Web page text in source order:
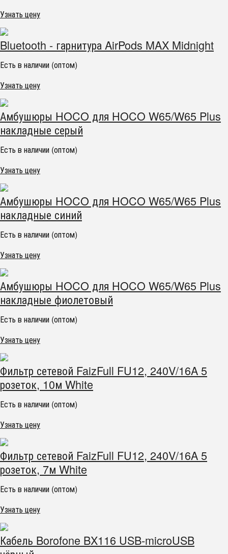
Узнать цену
Bluetooth - гарнитура AirPods MAX Midnight
Есть в наличии (оптом)
Узнать цену
Амбушюры HOCO для HOCO W65/W65 Plus
накладные серый
Есть в наличии (оптом)
Узнать цену
Амбушюры HOCO для HOCO W65/W65 Plus
накладные синий
Есть в наличии (оптом)
Узнать цену
Амбушюры HOCO для HOCO W65/W65 Plus
накладные фиолетовый
Есть в наличии (оптом)
Узнать цену
Фильтр сетевой FaizFull FU12, 240V/16A 5
розеток, 10м White
Есть в наличии (оптом)
Узнать цену
Фильтр сетевой FaizFull FU12, 240V/16A 5
розеток, 7м White
Есть в наличии (оптом)
Узнать цену
Кабель Borofone BX116 USB-microUSB